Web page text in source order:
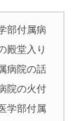
部付属病
殿堂入り
病院の話
院の火付
学部付属